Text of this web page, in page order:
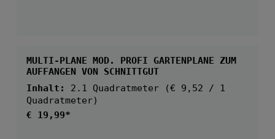
MULTI-PLANE MOD. PROFI GARTENPLANE ZUM
AUFFANGEN VON SCHNITTGUT
Inhalt: 2.1 Quadratmeter
(€ 9,52 / 1
Quadratmeter)
Regulärer Preis:
€ 19,99*